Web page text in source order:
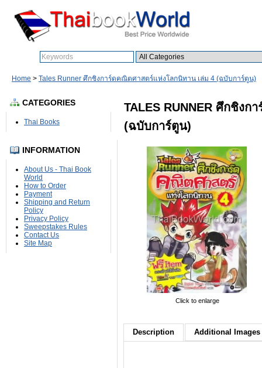
Home > Tales Runner ศึกชิงการ์ดคณิตศาสตร์แห่งโลกนิทาน เล่ม 4 (ฉบับการ์ตูน)
CATEGORIES
Thai Books
INFORMATION
About Us - Thai Book
World
How to Order
Payment
Shipping and Return
Policy
Privacy Policy
Sweepstakes Rules
Contact Us
Site Map
TALES RUNNER ศึกชิง
(ฉบับการ์ตูน)
Click to enlarge
Description Additional Images